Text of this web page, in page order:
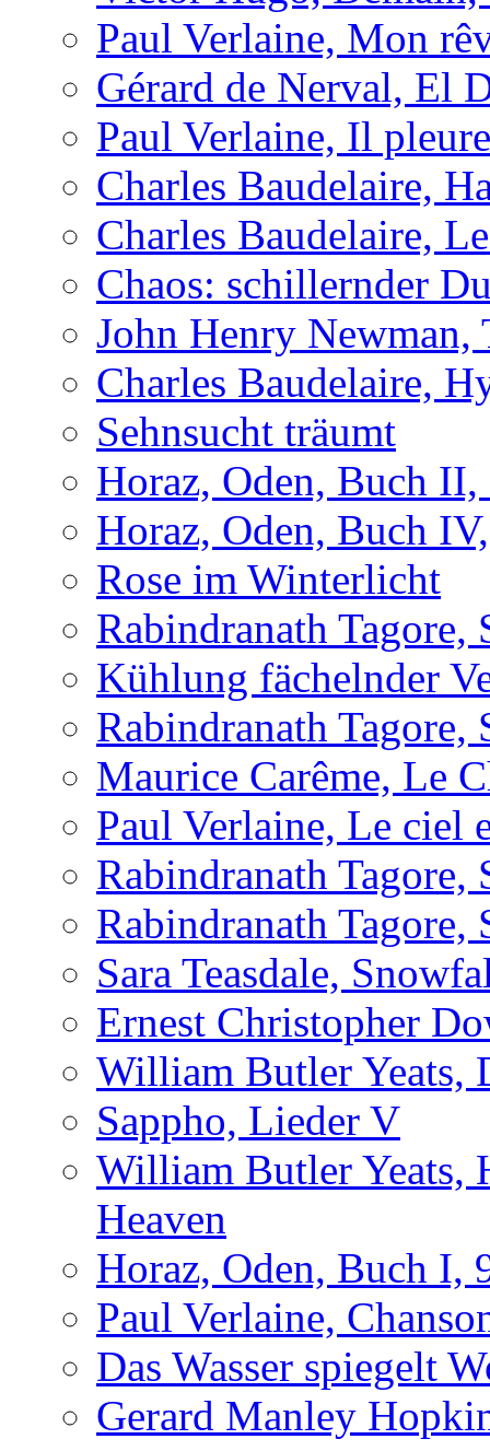
Paul Verlaine, Mon
Gérard de Nerval, El
Paul Verlaine, Il
Charles Baudelaire,
Charles Baudelaire,
Chaos: schillernder
John Henry
Charles Baudelaire,
Sehnsucht träumt
Horaz, Oden, Buch II,
Horaz, Oden, Buch
Rose im Winterlicht
Rabindranath
Kühlung fächelnder
Rabindranath
Maurice Carême, Le
Paul Verlaine, Le ciel
Rabindranath
Rabindranath
Sara Teasdale,
Ernest Christopher
William Butler Yeats,
Sappho, Lieder V
William Butler Yeats,
Heaven
Horaz, Oden, Buch I,
Paul Verlaine,
Das Wasser spiegelt
Gerard Manley